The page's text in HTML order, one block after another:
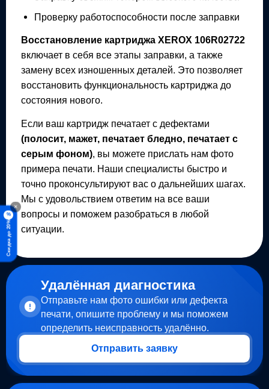
×
%
Скидка до 20%
Проверку работоспособности после заправки
Восстановление картриджа XEROX 106R02722
включает в себя все этапы заправки, а также
замену всех изношенных деталей. Это позволяет
восстановить функциональность картриджа до
состояния нового.
Если ваш картридж печатает с дефектами
(полосит, мажет, печатает бледно, печатает с
серым фоном), вы можете прислать нам фото
примера печати. Наши специалисты быстро и
точно проконсультируют вас о дальнейших шагах.
Мы с удовольствием ответим на все ваши
вопросы и поможем разобраться в любой
ситуации.
Удалённая диагностика
Отправьте нам фото ошибки или дефекта
печати, опишите проблему и мы поможем
определить неисправность удалённо.
Отправить заявку